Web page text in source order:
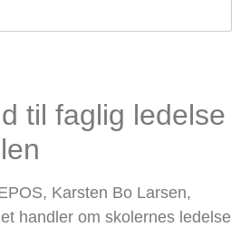
til faglig ledelse
Karsten Bo Larsen,
handler om skolernes ledelse